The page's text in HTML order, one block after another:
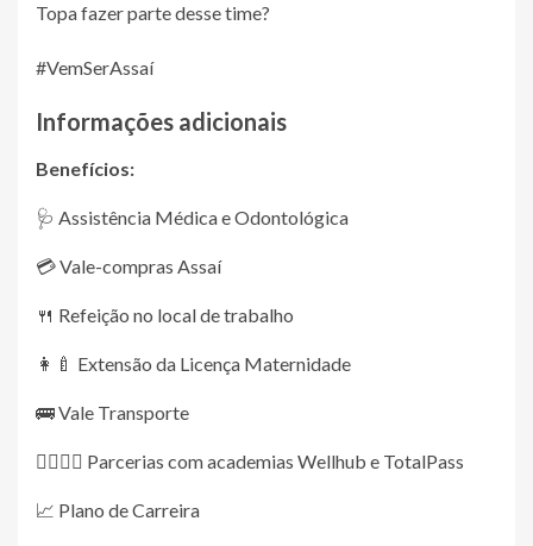
Topa fazer parte desse time?
#VemSerAssaí
Informações adicionais
Benefícios:
🩺 Assistência Médica e Odontológica
💳 Vale-compras Assaí
🍴 Refeição no local de trabalho
👩‍🍼 Extensão da Licença Maternidade
🚌 Vale Transporte
🏋️‍♀️🏋️‍♂️ Parcerias com academias Wellhub e TotalPass
📈 Plano de Carreira